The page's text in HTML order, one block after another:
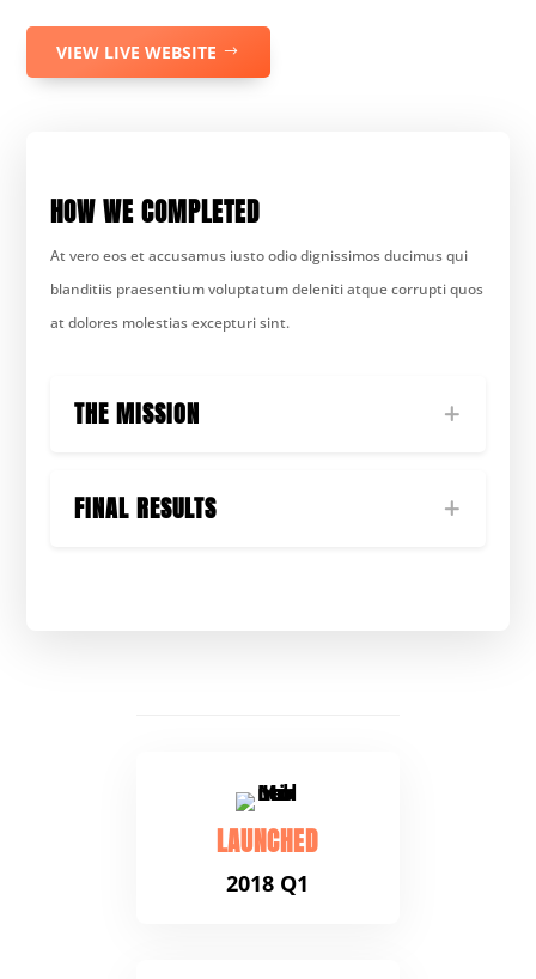
VIEW LIVE WEBSITE
HOW WE COMPLETED
At vero eos et accusamus iusto odio dignissimos ducimus qui
blanditiis praesentium voluptatum deleniti atque corrupti quos
at dolores molestias excepturi sint.
THE MISSION
FINAL RESULTS
LAUNCHED
2018 Q1